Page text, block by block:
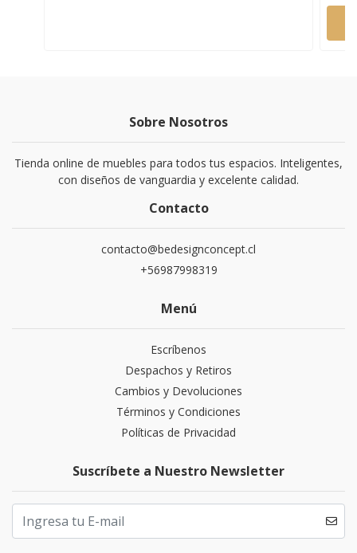
Sobre Nosotros
Tienda online de muebles para todos tus espacios. Inteligentes,
con diseños de vanguardia y excelente calidad.
Contacto
contacto@bedesignconcept.cl
+56987998319
Menú
Escríbenos
Despachos y Retiros
Cambios y Devoluciones
Términos y Condiciones
Políticas de Privacidad
Suscríbete a Nuestro Newsletter